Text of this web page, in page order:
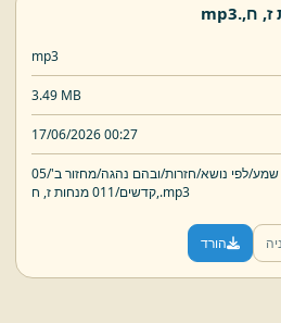
ח,.
mp3
mp3
3.49 MB
17/06/2026 00:27
שמע/לפי נושא/חזרות/ובהם נהגה/מחזור ב'/05
קדשים/011 מנחות ז, ח,.mp3
הורד